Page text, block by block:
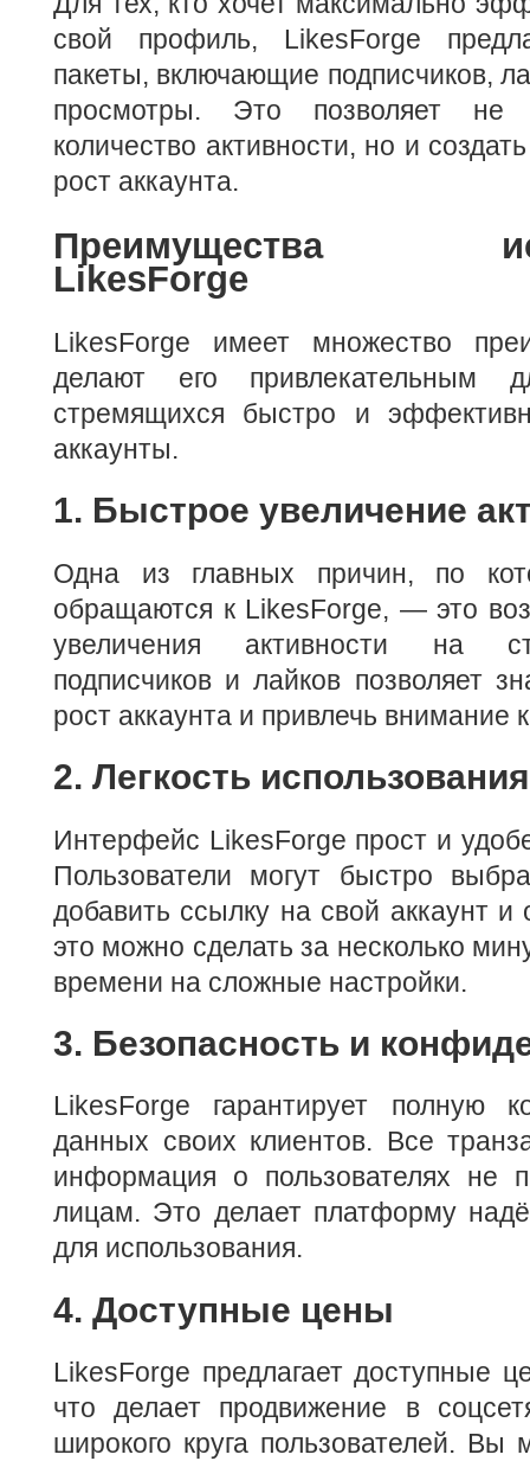
свой профиль, LikesForge
пакеты, включающие подписчиков,
просмотры. Это позволяет не
количество активности, но и
рост аккаунта.
Преимущества
LikesForge
LikesForge имеет множество
делают его привлекательным
стремящихся быстро и
аккаунты.
1. Быстрое увеличение
Одна из главных причин, по
обращаются к LikesForge, — это
увеличения активности на
подписчиков и лайков позволяет
рост аккаунта и привлечь внимание
2. Легкость использования
Интерфейс LikesForge прост и
Пользователи могут быстро
добавить ссылку на свой аккаунт и
это можно сделать за несколько
времени на сложные настройки.
3. Безопасность и
LikesForge гарантирует полную
данных своих клиентов. Все
информация о пользователях не
лицам. Это делает платформу
для использования.
4. Доступные цены
LikesForge предлагает доступные
что делает продвижение в
широкого круга пользователей. Вы